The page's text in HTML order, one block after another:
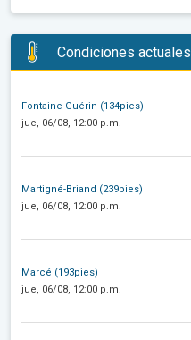
Condiciones actuales
Fontaine-Guérin (134pies)
jue, 06/08, 12:00 p.m.
Martigné-Briand (239pies)
jue, 06/08, 12:00 p.m.
Marcé (193pies)
jue, 06/08, 12:00 p.m.